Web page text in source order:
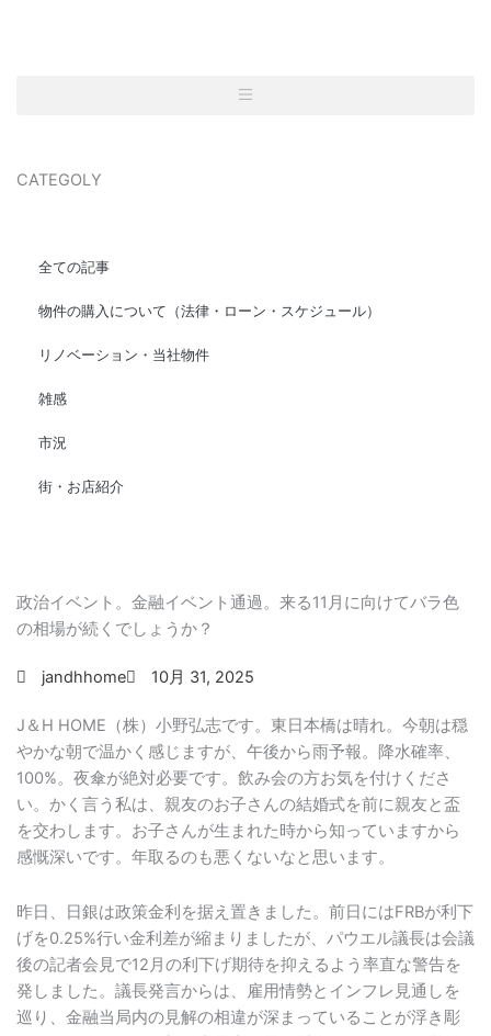
政治イベント。金融イベント通過。来る11月に向けてバラ色
の相場が続くでしょうか？
jandhhome 10月 31, 2025
J＆H HOME（株）小野弘志です。東日本橋は晴れ。今朝は穏
やかな朝で温かく感じますが、午後から雨予報。降水確率、
100%。夜傘が絶対必要です。飲み会の方お気を付けくださ
い。かく言う私は、親友のお子さんの結婚式を前に親友と盃
を交わします。お子さんが生まれた時から知っていますから
感慨深いです。年取るのも悪くないなと思います。
昨日、日銀は政策金利を据え置きました。前日にはFRBが利下
げを0.25%行い金利差が縮まりましたが、パウエル議長は会議
後の記者会見で12月の利下げ期待を抑えるよう率直な警告を
発しました。議長発言からは、雇用情勢とインフレ見通しを
巡り、金融当局内の見解の相違が深まっていることが浮き彫
CATEGOLY
全ての記事
物件の購入について（法律・ローン・スケジュール）
リノベーション・当社物件
雑感
市況
街・お店紹介